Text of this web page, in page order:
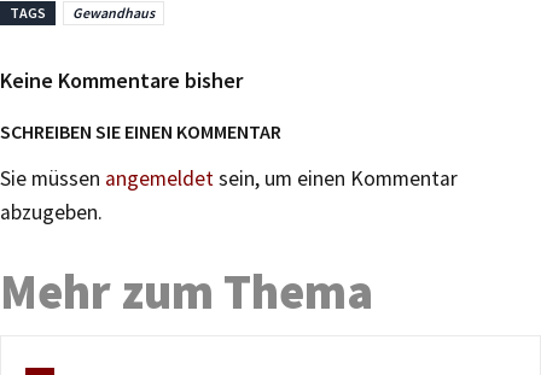
TAGS Gewandhaus
Keine Kommentare bisher
SCHREIBEN SIE EINEN KOMMENTAR
Sie müssen angemeldetsein, um einen Kommentar
abzugeben.
Mehr zum Thema